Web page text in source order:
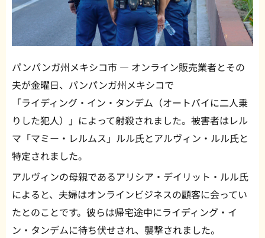
パンパンガ州メキシコ市 — オンライン販売業者とその
夫が金曜日、パンパンガ州メキシコで
「ライディング・イン・タンデム（オートバイに二人乗
りした犯人）」によって射殺されました。被害者はレル
マ「マミー・レルムス」ルル氏とアルヴィン・ルル氏と
特定されました。
アルヴィンの母親であるアリシア・デイリット・ルル氏
によると、夫婦はオンラインビジネスの顧客に会ってい
たとのことです。彼らは帰宅途中にライディング・イ
ン・タンデムに待ち伏せされ、襲撃されました。